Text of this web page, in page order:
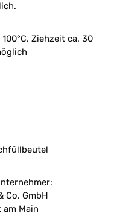
Ziehzeit ca. 30
Co. GmbH
am Main